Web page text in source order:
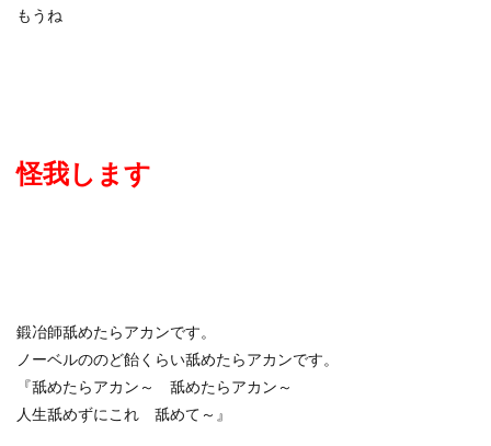
もうね
怪我します
鍛冶師舐めたらアカンです。
ノーベルののど飴くらい舐めたらアカンです。
『舐めたらアカン～ 舐めたらアカン～
人生舐めずにこれ 舐めて～』